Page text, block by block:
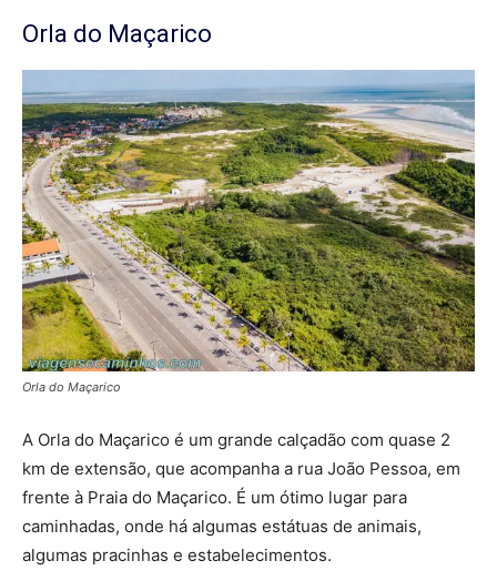
Orla do Maçarico
Orla do Maçarico
A Orla do Maçarico é um grande calçadão com quase 2
km de extensão, que acompanha a rua João Pessoa, em
frente à Praia do Maçarico. É um ótimo lugar para
caminhadas, onde há algumas estátuas de animais,
algumas pracinhas e estabelecimentos.